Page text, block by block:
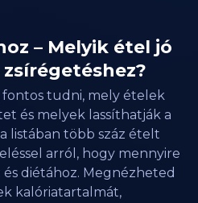
– Melyik étel jó
fontos tudni, mely ételek
és melyek lassíthatják a
listában több száz ételt
arról, hogy mennyire
és diétához. Megnézheted
kalóriatartalmát,